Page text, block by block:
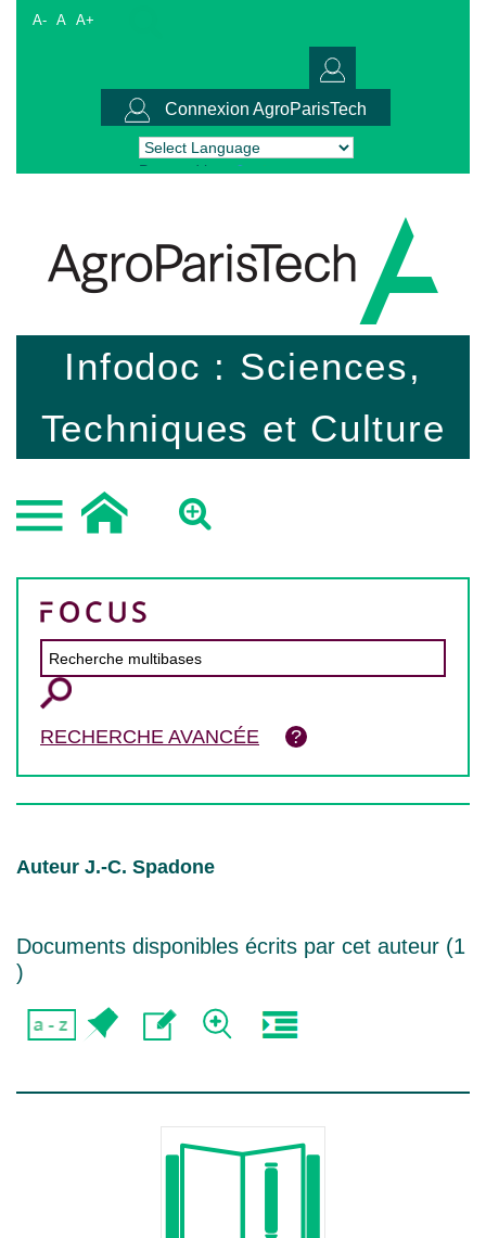
A- A A+
Connexion AgroParisTech
Powered by Translate
Infodoc : Sciences,
Techniques et Culture
RECHERCHE AVANCÉE
Auteur J.-C. Spadone
Documents disponibles écrits par cet auteur (1
)